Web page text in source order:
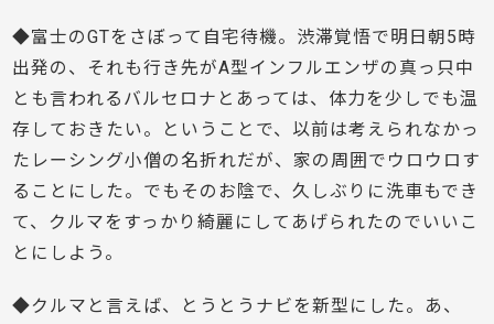
◆富士のGTをさぼって自宅待機。渋滞覚悟で明日朝5時
出発の、それも行き先がA型インフルエンザの真っ只中
とも言われるバルセロナとあっては、体力を少しでも温
存しておきたい。ということで、以前は考えられなかっ
たレーシング小僧の名折れだが、家の周囲でウロウロす
ることにした。でもそのお陰で、久しぶりに洗車もでき
て、クルマをすっかり綺麗にしてあげられたのでいいこ
とにしよう。
◆クルマと言えば、とうとうナビを新型にした。あ、